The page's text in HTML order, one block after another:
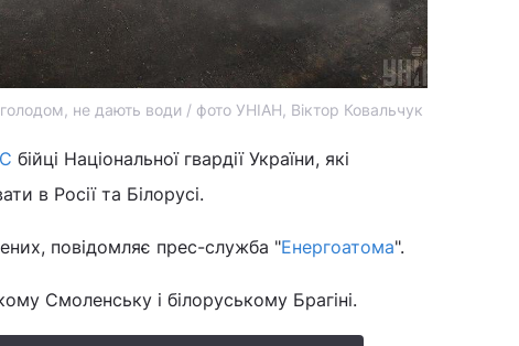
не дають води / фото УНІАН, Віктор Ковальчук
бійці Національної гвардії України, які
в Росії та Білорусі.
повідомляє прес-служба "Енергоатома".
Смоленську і білоруському Брагіні.